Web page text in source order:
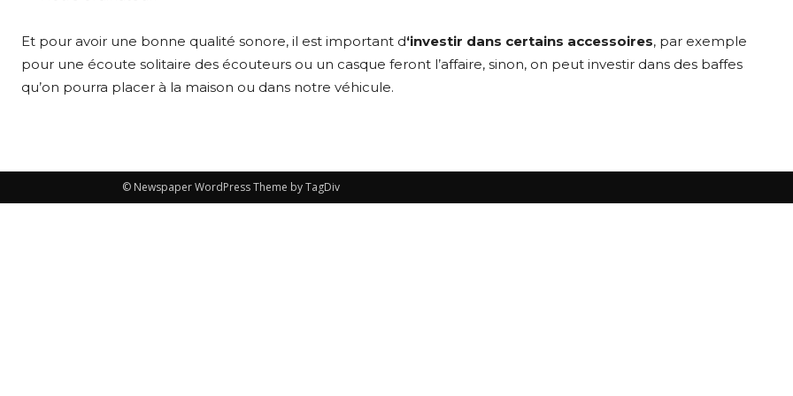
Et pour avoir une bonne qualité sonore, il est important d‘investir dans certains accessoires, par exemple
pour une écoute solitaire des écouteurs ou un casque feront l’affaire, sinon, on peut investir dans des baffes
qu’on pourra placer à la maison ou dans notre véhicule.
© Newspaper WordPress Theme by TagDiv